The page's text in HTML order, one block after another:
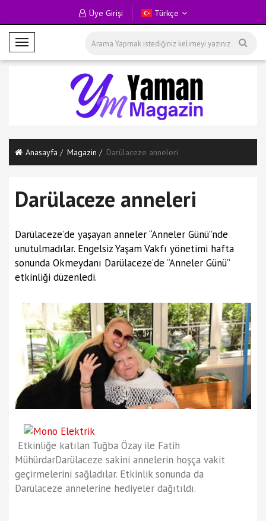
Üye Girişi Türkçe
M
o
üAnasayfa Magazin Darülaceze anneleri
Darülaceze anneleri
Darülaceze’de yaşayan anneler “Anneler Günü”nde
unutulmadılar. Engelsiz Yaşam Vakfı yönetimi hafta
sonunda Okmeydanı Darülaceze’de “Anneler Günü”
etkinliği düzenledi.
Etkinliğe katılan Tuğba Özay ile Fatih
MühürdarDarülaceze sakini annelerin hoşça vakit
geçirmelerini sağladılar. Etkinlik sonunda da
Darülaceze annelerine hediyeler dağıtıldı.